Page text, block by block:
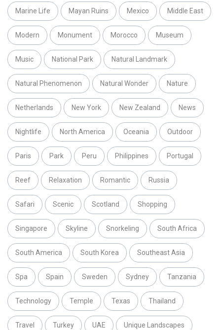
Marine Life Mayan Ruins Mexico Middle East
Modern Monument Morocco Museum
Music National Park Natural Landmark
Natural Phenomenon Natural Wonder Nature
Netherlands New York New Zealand News
Nightlife North America Oceania Outdoor
Paris Park Peru Philippines Portugal
Reef Relaxation Romantic Russia
Safari Scenic Scotland Shopping
Singapore Skyline Snorkeling South Africa
South America South Korea Southeast Asia
Spa Spain Sweden Sydney Tanzania
Technology Temple Texas Thailand
Travel Turkey UAE Unique Landscapes